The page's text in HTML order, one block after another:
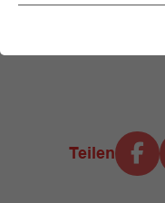
Analysen
Teilen